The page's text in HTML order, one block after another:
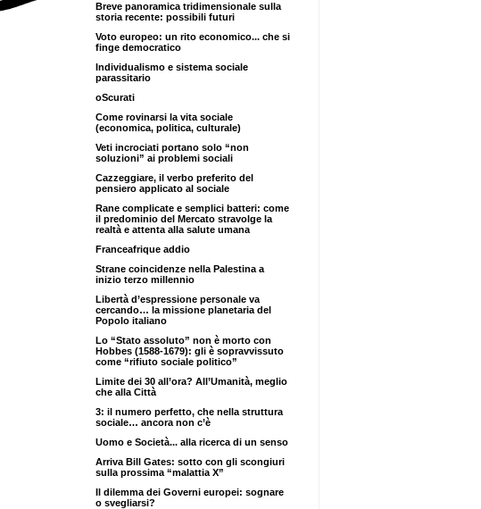
Breve panoramica tridimensionale sulla
storia recente: possibili futuri
Voto europeo: un rito economico... che si
finge democratico
Individualismo e sistema sociale
parassitario
oScurati
Come rovinarsi la vita sociale
(economica, politica, culturale)
Veti incrociati portano solo “non
soluzioni” ai problemi sociali
Cazzeggiare, il verbo preferito del
pensiero applicato al sociale
Rane complicate e semplici batteri: come
il predominio del Mercato stravolge la
realtà e attenta alla salute umana
Franceafrique addio
Strane coincidenze nella Palestina a
inizio terzo millennio
Libertà d’espressione personale va
cercando… la missione planetaria del
Popolo italiano
Lo “Stato assoluto” non è morto con
Hobbes (1588-1679): gli è sopravvissuto
come “rifiuto sociale politico”
Limite dei 30 all’ora? All’Umanità, meglio
che alla Città
3: il numero perfetto, che nella struttura
sociale… ancora non c’è
Uomo e Società... alla ricerca di un senso
Arriva Bill Gates: sotto con gli scongiuri
sulla prossima “malattia X”
Il dilemma dei Governi europei: sognare
o svegliarsi?